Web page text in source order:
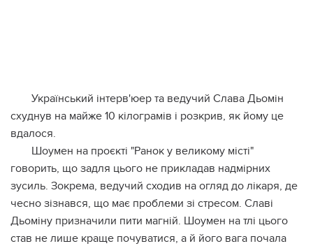
Український інтерв'юер та ведучий Слава Дьомін
схуднув на майже 10 кілограмів і розкрив, як йому це
вдалося.
Шоумен на проєкті "Ранок у великому місті"
говорить, що задля цього не прикладав надмірних
зусиль. Зокрема, ведучий сходив на огляд до лікаря, де
чесно зізнався, що має проблеми зі стресом. Славі
Дьоміну призначили пити магній. Шоумен на тлі цього
став не лише краще почуватися, а й його вага почала